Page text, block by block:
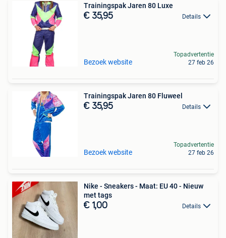
Trainingspak Jaren 80 Luxe
€ 35,95 Details
Bezoek website
Topadvertentie
27 feb 26
Trainingspak Jaren 80 Fluweel
€ 35,95 Details
Bezoek website
Topadvertentie
27 feb 26
Nike - Sneakers - Maat: EU 40 - Nieuw
met tags
€ 1,00 Details